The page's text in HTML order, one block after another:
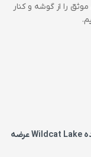
را از گوشه و کنار
مینی‌پی‌سی جدید لنوو با پردازنده Wildcat Lake عرضه